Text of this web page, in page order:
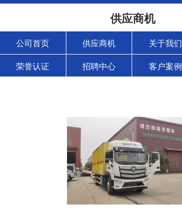
供应商机
公司首页 供应商机 关于我们
荣誉认证 招聘中心 客户案例